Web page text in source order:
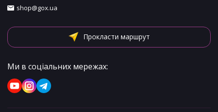
shop@gox.ua
Прокласти маршрут
Ми в соціальних мережах: